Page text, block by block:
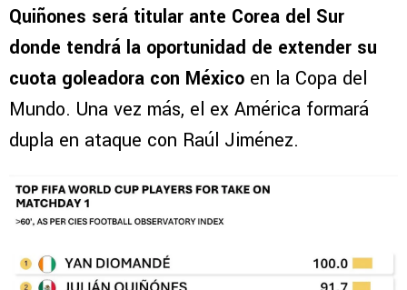
Quiñones será titular ante Corea del Sur
donde tendrá la oportunidad de extender su
cuota goleadora con México en la Copa del
Mundo. Una vez más, el ex América formará
dupla en ataque con Raúl Jiménez.